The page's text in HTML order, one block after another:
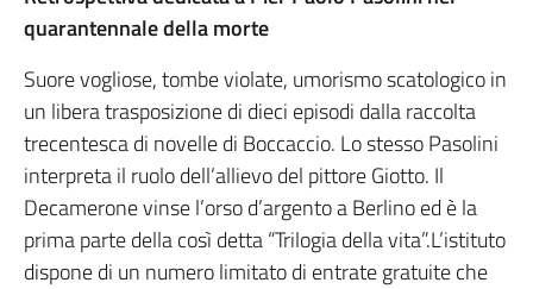
quarantennale della morte
Suore vogliose, tombe violate, umorismo scatologico in
un libera trasposizione di dieci episodi dalla raccolta
trecentesca di novelle di Boccaccio. Lo stesso Pasolini
interpreta il ruolo dell’allievo del pittore Giotto. Il
Decamerone vinse l’orso d’argento a Berlino ed è la
prima parte della così detta “Trilogia della vita”.L’istituto
dispone di un numero limitato di entrate gratuite che